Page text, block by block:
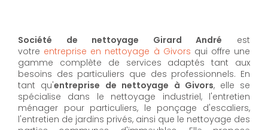
Société de nettoyage Girard André est
votre entreprise en nettoyage à Givors qui offre une
gamme complète de services adaptés tant aux
besoins des particuliers que des professionnels. En
tant qu'entreprise de nettoyage à Givors, elle se
spécialise dans le nettoyage industriel, l'entretien
ménager pour particuliers, le ponçage d'escaliers,
l'entretien de jardins privés, ainsi que le nettoyage des